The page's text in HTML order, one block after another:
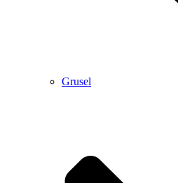
Grusel